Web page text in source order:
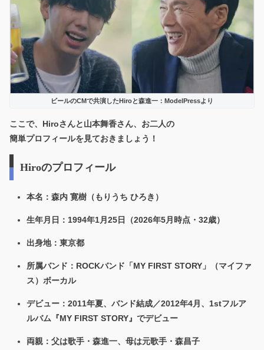
ビールのCMで共演したHiroと森進一：ModelPressより
ここで、Hiroさんと山本舞香さん、お二人の
簡単プロフィールを見ておきましょう！
Hiroのプロフィール
本名：森内 寛樹（もりうち ひろき）
生年月日：1994年1月25日（2026年5月時点・32歳）
出身地：東京都
所属バンド：ROCKバンド「MY FIRST STORY」（マイファ
ス）ボーカル
デビュー：2011年夏、バンド結成／2012年4月、1stフルア
ルバム『MY FIRST STORY』でデビュー
両親：父は歌手・森進一、母は元歌手・森昌子